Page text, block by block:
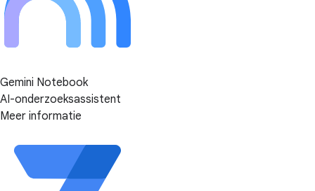
Gemini Notebook
AI-onderzoeksassistent
Meer informatie